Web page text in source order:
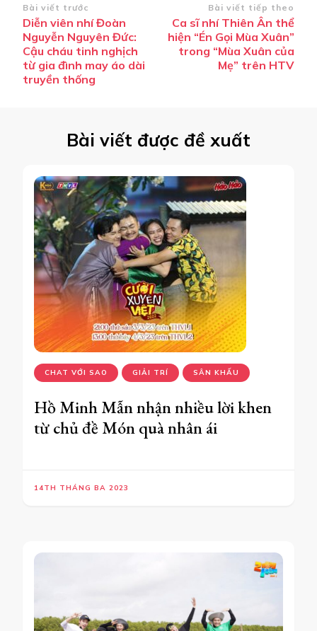
Điều
hướng
bài
viết
Bài viết trước
Diễn viên nhí Đoàn
Nguyễn Nguyên Đức:
Cậu cháu tinh nghịch
từ gia đình may áo dài
truyền thống
Bài viết tiếp theo
Ca sĩ nhí Thiên Ân thể
hiện “Én Gọi Mùa Xuân”
trong “Mùa Xuân của
Mẹ” trên HTV
Bài viết được đề xuất
CHAT VỚI SAO GIẢI TRÍ SÂN KHẤU
Hồ Minh Mẫn nhận nhiều lời khen
từ chủ đề Món quà nhân ái
14TH THÁNG BA 2023